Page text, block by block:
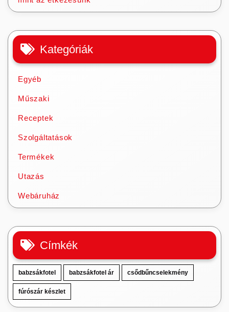
Kategóriák
Egyéb
Műszaki
Receptek
Szolgáltatások
Termékek
Utazás
Webáruház
Címkék
babzsákfotel babzsákfotel ár csődbűncselekmény
fúrószár készlet